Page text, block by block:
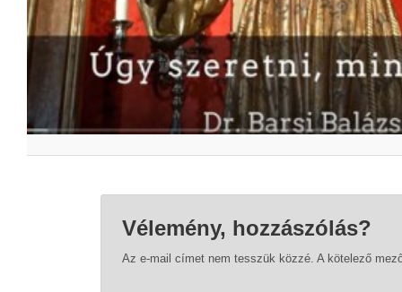
Vélemény, hozzászólás?
Az e-mail címet nem tesszük közzé. A kötelező